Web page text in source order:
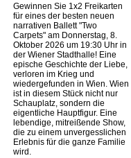
Gewinnen Sie 1x2 Freikarten
für eines der besten neuen
narrativen Ballett "Two
Carpets" am Donnerstag, 8.
Oktober 2026 um 19:30 Uhr in
der Wiener Stadthalle! Eine
epische Geschichte der Liebe,
verloren im Krieg und
wiedergefunden in Wien. Wien
ist in diesem Stück nicht nur
Schauplatz, sondern die
eigentliche Hauptfigur. Eine
lebendige, mitreißende Show,
die zu einem unvergesslichen
Erlebnis für die ganze Familie
wird.